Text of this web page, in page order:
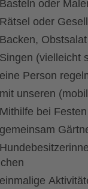
Basteln oder
Rätsel oder
Backen,
Singen (vielleicht
eine Person
mit unseren
Mithilfe bei
gemeinsam